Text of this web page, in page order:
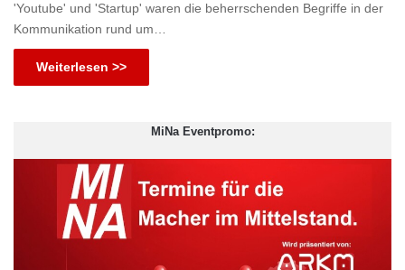
'Youtube' und 'Startup' waren die beherrschenden Begriffe in der
Kommunikation rund um…
Weiterlesen >>
MiNa Eventpromo: